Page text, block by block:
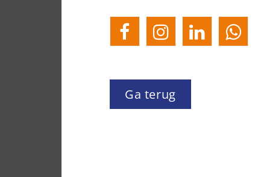
Ga terug